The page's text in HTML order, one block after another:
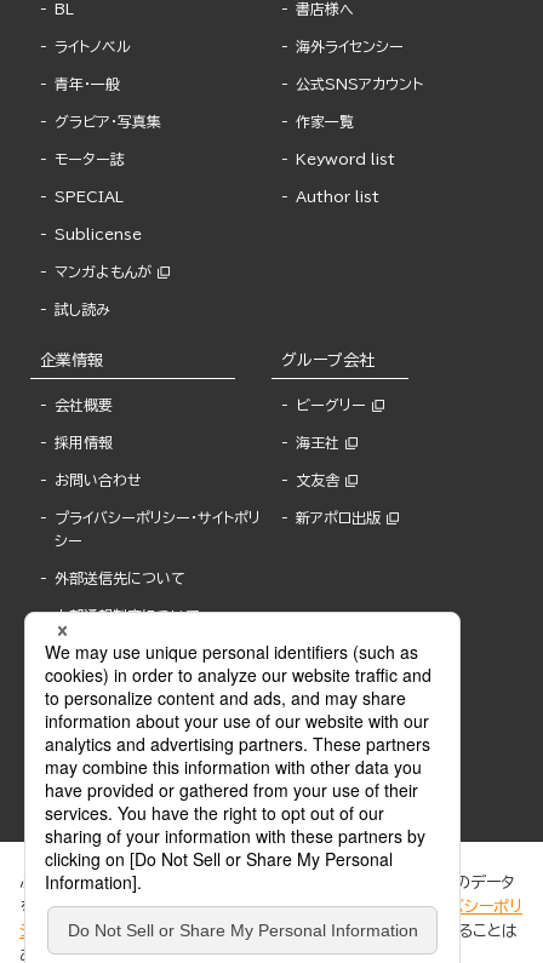
BL
ライトノベル
青年・一般
グラビア・写真集
モーター誌
SPECIAL
Sublicense
マンガよもんが
試し読み
書店様へ
海外ライセンシー
公式SNSアカウント
作家一覧
Keyword list
Author list
企業情報
会社概要
採用情報
お問い合わせ
プライバシーポリシー・サイトポリ
シー
外部送信先について
内部通報制度について
グループ会社
ビーグリー
海王社
文友舎
新アポロ出版
ABJマークは、この電子書店・電子書籍配信サービスが、著作権者からコンテンツ使用許諾を
ぶんか社が運営するサイトでは、利便性向上のためにCookie等のデータ
を使用しています。 当社のCookieについての詳細は、「プライバシーポリ
シー
」をご覧ください。当サイトでは、訪問者の個人情報を追跡することは
ありません。